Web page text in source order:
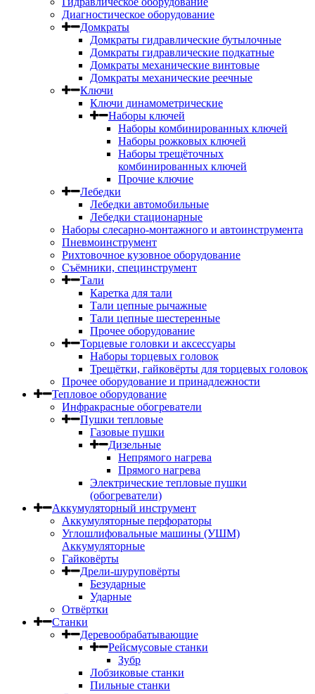
Диагностическое оборудование
Домкраты
Домкраты гидравлические бутылочные
Домкраты гидравлические подкатные
Домкраты механические винтовые
Домкраты механические реечные
Ключи
Ключи динамометрические
Наборы ключей
Наборы комбинированных ключей
Наборы рожковых ключей
Наборы трещёточных
комбинированных ключей
Прочие ключие
Лебедки
Лебедки автомобильные
Лебедки стационарные
Наборы слесарно-монтажного и автоинструмента
Пневмоинструмент
Рихтовочное кузовное оборудование
Съёмники, специнструмент
Тали
Каретка для тали
Тали цепные рычажные
Тали цепные шестеренные
Прочее оборудование
Торцевые головки и аксессуары
Наборы торцевых головок
Трещётки, гайковёрты для торцевых головок
Прочее оборудование и принадлежности
Тепловое оборудование
Инфракрасные обогреватели
Пушки тепловые
Газовые пушки
Дизельные
Непрямого нагрева
Прямого нагрева
Электрические тепловые пушки
(обогреватели)
Аккумуляторный инструмент
Аккумуляторные перфораторы
Углошлифовальные машины (УШМ)
Аккумуляторные
Гайковёрты
Дрели-шуруповёрты
Безударные
Ударные
Отвёртки
Станки
Деревообрабатывающие
Рейсмусовые станки
Зубр
Лобзиковые станки
Пильные станки